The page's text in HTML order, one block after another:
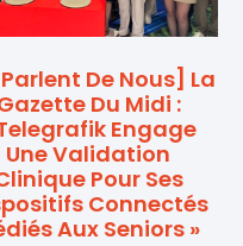
De Nous] La
Du Midi :
Engage
Une Validation
Pour Ses
Connectés
Aux Seniors »